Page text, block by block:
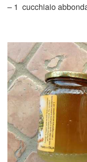
– 1 cucchiaio